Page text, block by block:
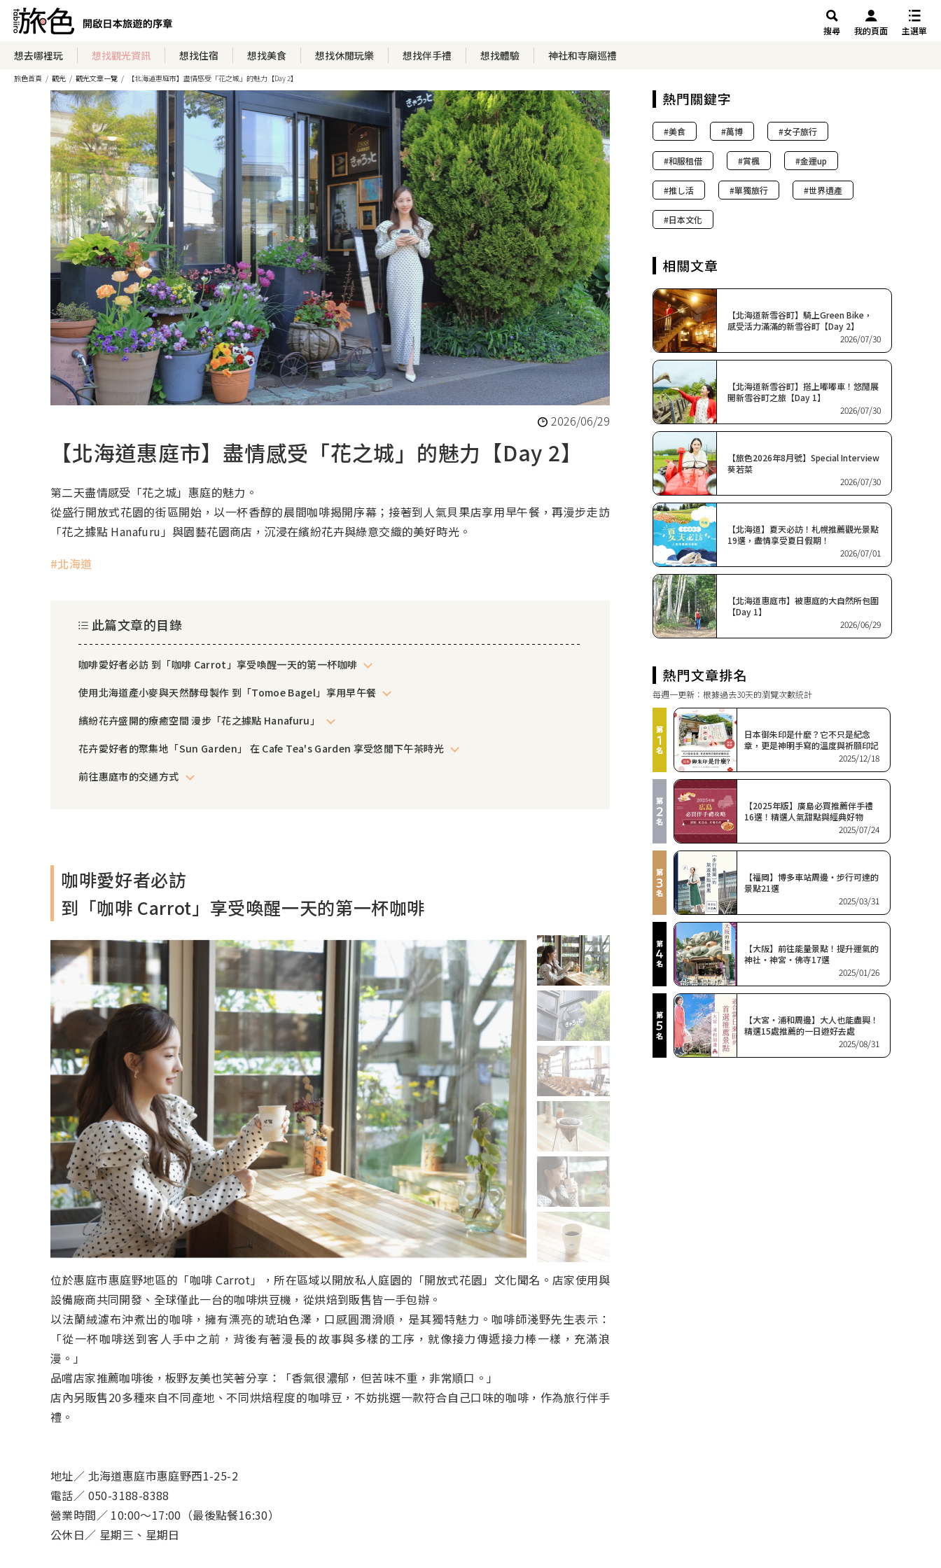
搜尋 我的頁面 主選單
想去哪裡玩 想找觀光資訊 想找住宿 想找美食 想找休閒玩樂 想找伴手禮 想找體驗 神社和寺廟巡禮
旅色首頁 觀光 觀光文章一覽 【北海道惠庭市】盡情感受「花之城」的魅力【Day 2】
2026/06/29
【北海道惠庭市】盡情感受「花之城」的魅力【Day 2】
第二天盡情感受「花之城」惠庭的魅力。
從盛行開放式花園的街區開始，以一杯香醇的晨間咖啡揭開序幕；接著到人氣貝果店享用早午餐，再漫步走訪
「花之據點 Hanafuru」與園藝花園商店，沉浸在繽紛花卉與綠意交織的美好時光。
北海道
此篇文章的目錄
咖啡愛好者必訪 到「咖啡 Carrot」享受喚醒一天的第一杯咖啡
使用北海道產小麥與天然酵母製作 到「Tomoe Bagel」享用早午餐
繽紛花卉盛開的療癒空間 漫步「花之據點 Hanafuru」
花卉愛好者的聚集地「Sun Garden」 在 Cafe Tea's Garden 享受悠閒下午茶時光
前往惠庭市的交通方式
咖啡愛好者必訪
到「咖啡 Carrot」享受喚醒一天的第一杯咖啡
位於惠庭市惠庭野地區的「咖啡 Carrot」，所在區域以開放私人庭園的「開放式花園」文化聞名。店家使用與
設備廠商共同開發、全球僅此一台的咖啡烘豆機，從烘焙到販售皆一手包辦。
以法蘭絨濾布沖煮出的咖啡，擁有漂亮的琥珀色澤，口感圓潤滑順，是其獨特魅力。咖啡師淺野先生表示：
「從一杯咖啡送到客人手中之前，背後有著漫長的故事與多樣的工序，就像接力傳遞接力棒一樣，充滿浪
漫。」
品嚐店家推薦咖啡後，板野友美也笑著分享：「香氣很濃郁，但苦味不重，非常順口。」
店內另販售20多種來自不同產地、不同烘焙程度的咖啡豆，不妨挑選一款符合自己口味的咖啡，作為旅行伴手
禮。
地址／ 北海道惠庭市惠庭野西1-25-2
電話／ 050-3188-8388
營業時間／ 10:00～17:00（最後點餐16:30）
公休日／ 星期三、星期日
美食 萬博 女子旅行
和服租借 賞楓 金運up
推し活 單獨旅行 世界遺產
日本文化
【北海道新雪谷町】騎上Green Bike，
感受活力滿滿的新雪谷町【Day 2】
2026/07/30
【北海道新雪谷町】搭上嘟嘟車！悠閒展
開新雪谷町之旅【Day 1】
2026/07/30
【旅色2026年8月號】Special Interview
葵若菜
2026/07/30
【北海道】夏天必訪！札幌推薦觀光景點
19選，盡情享受夏日假期！
2026/07/01
【北海道惠庭市】被惠庭的大自然所包圍
【Day 1】
2026/06/29
每週一更新：根據過去30天的瀏覽次數統計
日本御朱印是什麼？它不只是紀念
章，更是神明手寫的溫度與祈願印記
2025/12/18
【2025年版】廣島必買推薦伴手禮
16選！精選人氣甜點與經典好物
2025/07/24
【福岡】博多車站周邊・步行可達的
景點21選
2025/03/31
【大阪】前往能量景點！提升運氣的
神社・神宮・佛寺17選
2025/01/26
【大宮・浦和周邊】大人也能盡興！
精選15處推薦的一日遊好去處
2025/08/31